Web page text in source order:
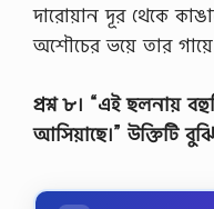
দারােয়ান দূর থেকে
অশৌচের ভয়ে তার
প্রশ্ন ৮। “এই ছলনায়
আসিয়াছে।” উক্তিটি